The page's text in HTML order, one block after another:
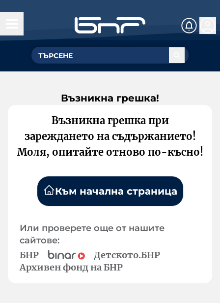
Възникна грешка!
Възникна грешка при
зареждането на съдържанието!
Моля, опитайте отново по-късно!
Към начална страница
Или проверете още от нашите
сайтове:
БНР
Детското.БНР
Архивен фонд на БНР